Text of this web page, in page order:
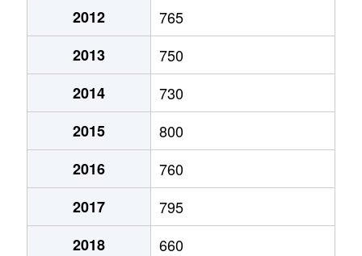
2012
765
2013
750
2014
730
2015
800
2016
760
2017
795
2018
660